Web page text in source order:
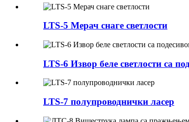
LTS-5 Мерач снаге светлости
LTS-6 Извор беле светлости са
LTS-7 полупроводнички ласер